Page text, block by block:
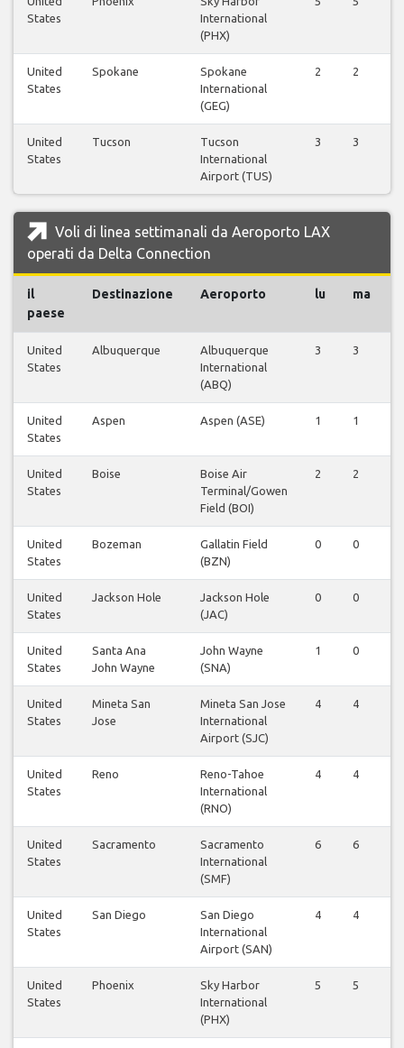
States
International
(PHX)
United
States
Spokane
Spokane
International
(GEG)
2 2
United
States
Tucson
Tucson
International
Airport (TUS)
3 3
Voli di linea settimanali da Aeroporto LAX
operati da Delta Connection
il
paese
Destinazione Aeroporto lu ma
United
States
Albuquerque
Albuquerque
International
(ABQ)
3 3
United
States
Aspen Aspen (ASE) 1 1
United
States
Boise
Boise Air
Terminal/Gowen
Field (BOI)
2 2
United
States
Bozeman
Gallatin Field
(BZN)
0 0
United
States
Jackson Hole
Jackson Hole
(JAC)
0 0
United
States
Santa Ana
John Wayne
John Wayne
(SNA)
1 0
United
States
Mineta San
Jose
Mineta San Jose
International
Airport (SJC)
4 4
United
States
Reno
Reno-Tahoe
International
(RNO)
4 4
United
States
Sacramento
Sacramento
International
(SMF)
6 6
United
States
San Diego
San Diego
International
Airport (SAN)
4 4
United
States
Phoenix
Sky Harbor
International
(PHX)
5 5